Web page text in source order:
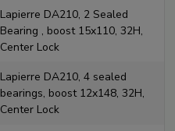
Lapierre DA210, 2 Sealed
Bearing , boost 15x110, 32H,
Center Lock
Lapierre DA210, 4 sealed
bearings, boost 12x148, 32H,
Center Lock